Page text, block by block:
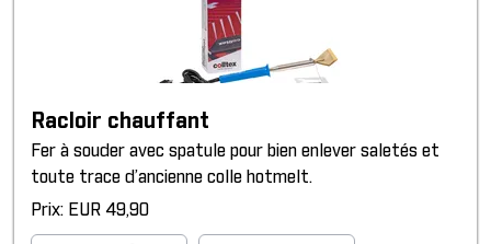
Racloir chauffant
Fer à souder avec spatule pour bien enlever saletés et
toute trace d’ancienne colle hotmelt.
Prix: EUR 49,90